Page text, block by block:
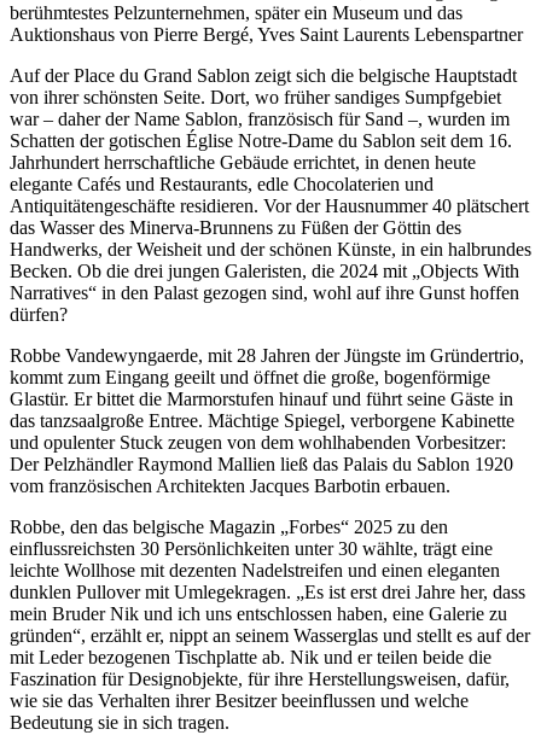
berühmtestes Pelzunternehmen, später ein Museum und das
Auktionshaus von Pierre Bergé, Yves Saint Laurents Lebenspartner
Auf der Place du Grand Sablon zeigt sich die belgische Hauptstadt
von ihrer schönsten Seite. Dort, wo früher sandiges Sumpfgebiet
war – daher der Name Sablon, französisch für Sand –, wurden im
Schatten der gotischen Église Notre-Dame du Sablon seit dem 16.
Jahrhundert herrschaftliche Gebäude errichtet, in denen heute
elegante Cafés und Restaurants, edle Chocolaterien und
Antiquitätengeschäfte residieren. Vor der Hausnummer 40 plätschert
das Wasser des Minerva-Brunnens zu Füßen der Göttin des
Handwerks, der Weisheit und der schönen Künste, in ein halbrundes
Becken. Ob die drei jungen Galeristen, die 2024 mit „Objects With
Narratives“ in den Palast gezogen sind, wohl auf ihre Gunst hoffen
dürfen?
Robbe Vandewyngaerde, mit 28 Jahren der Jüngste im Gründertrio,
kommt zum Eingang geeilt und öffnet die große, bogenförmige
Glastür. Er bittet die Marmorstufen hinauf und führt seine Gäste in
das tanzsaalgroße Entree. Mächtige Spiegel, verborgene Kabinette
und opulenter Stuck zeugen von dem wohlhabenden Vorbesitzer:
Der Pelzhändler Raymond Mallien ließ das Palais du Sablon 1920
vom französischen Architekten Jacques Barbotin erbauen.
Robbe, den das belgische Magazin „Forbes“ 2025 zu den
einflussreichsten 30 Persönlichkeiten unter 30 wählte, trägt eine
leichte Wollhose mit dezenten Nadelstreifen und einen eleganten
dunklen Pullover mit Umlegekragen. „Es ist erst drei Jahre her, dass
mein Bruder Nik und ich uns entschlossen haben, eine Galerie zu
gründen“, erzählt er, nippt an seinem Wasserglas und stellt es auf der
mit Leder bezogenen Tischplatte ab. Nik und er teilen beide die
Faszination für Designobjekte, für ihre Herstellungsweisen, dafür,
wie sie das Verhalten ihrer Besitzer beeinflussen und welche
Bedeutung sie in sich tragen.